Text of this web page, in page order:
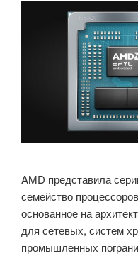
CSI
HDMI
в
камеры
для
AMD представила
семейство
основанное на
для сетевых, систем
промышленных